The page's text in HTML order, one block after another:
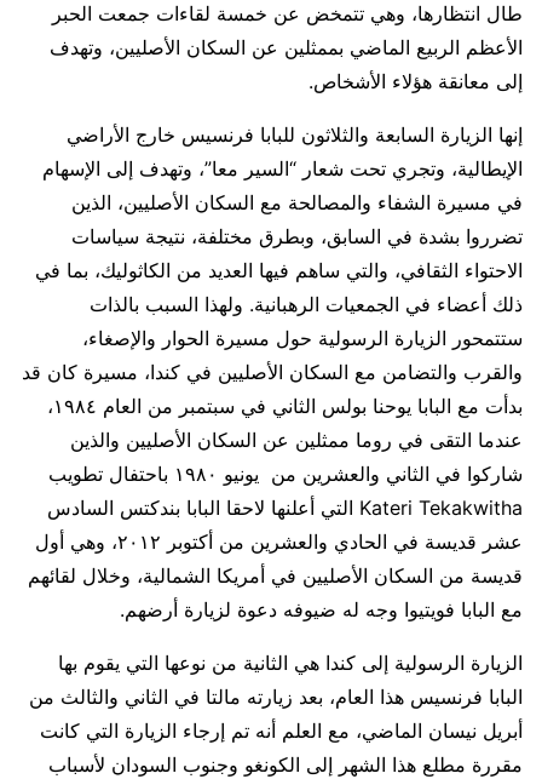
طال انتظارها، وهي تتمخض عن خمسة لقاءات جمعت الحبر
الأعظم الربيع الماضي بممثلين عن السكان الأصليين، وتهدف
إلى معانقة هؤلاء الأشخاص.
إنها الزيارة السابعة والثلاثون للبابا فرنسيس خارج الأراضي
الإيطالية، وتجري تحت شعار “السير معا”، وتهدف إلى الإسهام
في مسيرة الشفاء والمصالحة مع السكان الأصليين، الذين
تضرروا بشدة في السابق، وبطرق مختلفة، نتيجة سياسات
الاحتواء الثقافي، والتي ساهم فيها العديد من الكاثوليك، بما في
ذلك أعضاء في الجمعيات الرهبانية. ولهذا السبب بالذات
ستتمحور الزيارة الرسولية حول مسيرة الحوار والإصغاء،
والقرب والتضامن مع السكان الأصليين في كندا، مسيرة كان قد
بدأت مع البابا يوحنا بولس الثاني في سبتمبر من العام ١٩٨٤،
عندما التقى في روما ممثلين عن السكان الأصليين والذين
شاركوا في الثاني والعشرين من يونيو ١٩٨٠ باحتفال تطويب
Kateri Tekakwitha التي أعلنها لاحقا البابا بندكتس السادس
عشر قديسة في الحادي والعشرين من أكتوبر ٢٠١٢، وهي أول
قديسة من السكان الأصليين في أمريكا الشمالية، وخلال لقائهم
مع البابا فويتيوا وجه له ضيوفه دعوة لزيارة أرضهم.
الزيارة الرسولية إلى كندا هي الثانية من نوعها التي يقوم بها
البابا فرنسيس هذا العام، بعد زيارته مالتا في الثاني والثالث من
أبريل نيسان الماضي، مع العلم أنه تم إرجاء الزيارة التي كانت
مقررة مطلع هذا الشهر إلى الكونغو وجنوب السودان لأسباب